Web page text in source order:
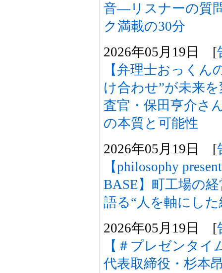
音―リスナーの質
ク満載の30分
2026年05月19日 [
【弁理士おっくん
け合わせ”が未来
査官・保田亨介さ
の本質と可能性
2026年05月19日 [
【philosophy
BASE】町工場の
語る“人を軸にし
2026年05月19日 [
【＃プレゼンタイ
代表取締役・杉本